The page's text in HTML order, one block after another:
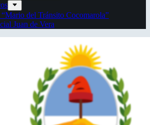
del Tránsito Cocomarola”
Juan de Vera